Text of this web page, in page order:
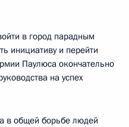
в город парадным
инициативу и перейти
Паулюса окончательно
на успех
в общей борьбе людей